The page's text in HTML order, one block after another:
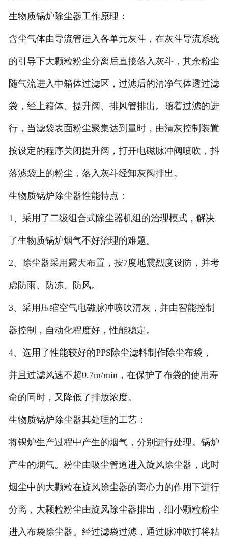
生物质锅炉除尘器工作原理：
含尘气体由导流管进入各单元灰斗，在灰斗导流系统
的引导下大颗粒粉尘分离后直接落入灰斗，其余粉尘
随气流进入中箱体过滤区，过滤后的清净气体透过滤
袋，经上箱体、提升阀、排风管排出。随着过滤的进
行，当滤袋表面粉尘聚集达到量时，由清灰控制装置
按设定的程序关闭提升阀，打开电磁脉冲阀喷吹，抖
落滤袋上的粉尘，落入灰斗经卸灰阀排出。
生物质锅炉除尘器性能特点：
1、采用了二级组合式除尘器机组的治理模式，解决
了生物质锅炉烟气不好治理的难题。
2、除尘器采用露天布置，按7度地震烈度设防，并考
虑防雨、防冻、防风。
3、采用压缩空气电磁脉冲喷吹清灰，并由智能控制
器控制，自动化程度好，性能稳定。
4、选用了性能较好的PPS除尘滤料制作除尘布袋，
并且过滤风速不超0.7m/min，在保护了布袋的使用寿
命的同时，又降低了排放浓度。
生物质锅炉除尘器其处理的工艺：
将锅炉生产过程中产生的烟气，分别进行处理。锅炉
产生的烟气。粉尘由吸尘管道进入旋风除尘器，此时
烟尘中的大颗粒在旋风除尘器的离心力的作用下进行
分离，大颗粒粉尘由旋风除尘器排出，细小颗粒粉尘
进入布袋除尘器。经过滤袋过滤，通过脉冲吹打将粘